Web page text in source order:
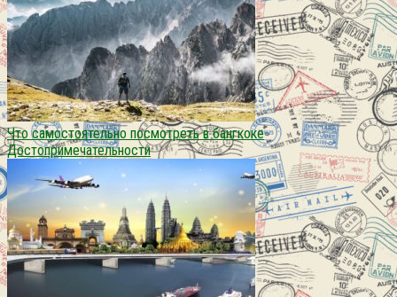
Что самостоятельно посмотреть в бангкоке
Достопримечательности